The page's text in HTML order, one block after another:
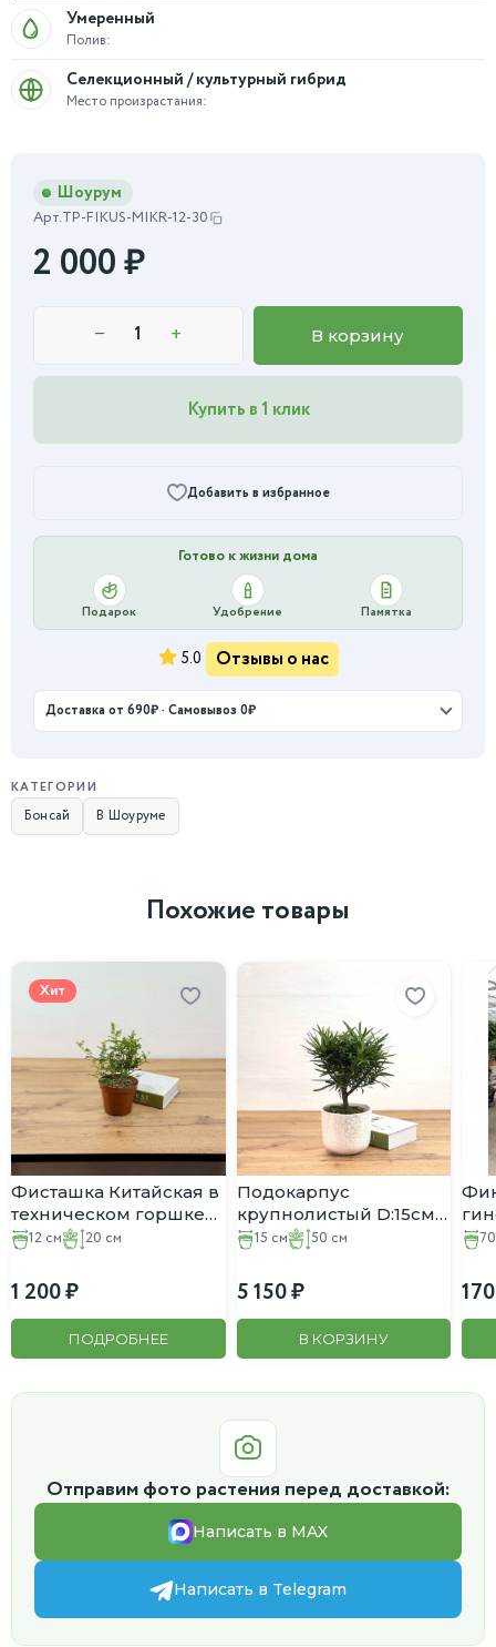
Полив:
Умеренный
Место произрастания:
Селекционный / культурный гибрид
Шоурум
Арт.TP-FIKUS-MIKR-12-30
2 000₽
− + В корзину
Купить в 1 клик
Добавить в избранное
Готово к жизни дома
Подарок Удобрение Памятка
5.0 Отзывы о нас
Доставка от 690₽ · Самовывоз 0₽
КАТЕГОРИИ
Бонсай В Шоуруме
Похожие товары
Хит
Фисташка Китайская в
техническом горшке
D:12см H:20см
12 см 20 см
1 200
ПОДРОБНЕЕ
Подокарпус
крупнолистый D:15см
H:50 в Белом
15 см 50 см
5 150
В КОРЗИНУ
Отправим фото растения перед доставкой:
Написать в MAX
Написать в Telegram